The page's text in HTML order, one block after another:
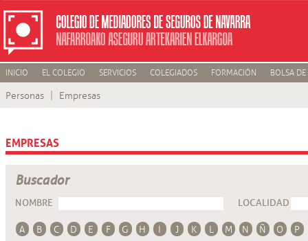
INICIO EL COLEGIO SERVICIOS COLEGIADOS FORMACIÓN BOLSA
Personas Empresas
EMPRESAS
Buscador
NOMBRE LOCALIDAD
A B C D E F G H I J K L M N Ñ O P